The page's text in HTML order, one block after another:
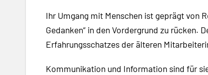
Ihr Umgang mit Menschen ist geprägt von
Gedanken“ in den Vordergrund zu rücken.
Erfahrungsschatzes der älteren
Kommunikation und Information sind für